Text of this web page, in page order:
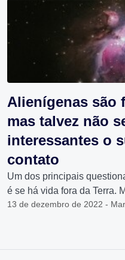
Alienígenas são
mas talvez não
interessantes o
contato
Um dos principais
é se há vida fora da Terra.
13 de dezembro de 2022 -